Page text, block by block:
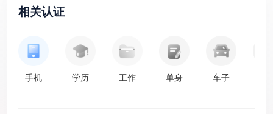
相关认证
手机 学历 工作 单身 车子